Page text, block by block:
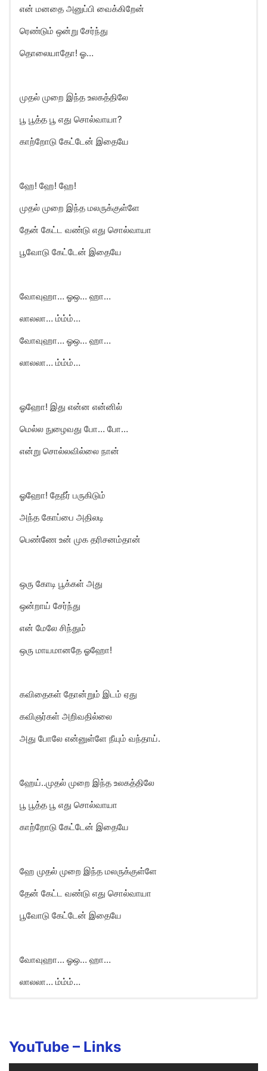
என் மனதை அனுப்பி வைக்கிறேன்
ரெண்டும் ஒன்று சேர்ந்து
தொலையாதோ! ஓ…
முதல் முறை இந்த உலகத்திலே
பூ பூத்த பூ எது சொல்வாயா?
காற்றோடு கேட்டேன் இதையே
ஹே! ஹே! ஹே!
முதல் முறை இந்த மலருக்குள்ளே
தேன் கேட்ட வண்டு எது சொல்வாயா
பூவோடு கேட்டேன் இதையே
வோவுஹா… ஓஒ… ஹா…
லாலலா… ம்ம்ம்…
வோவுஹா… ஓஒ… ஹா…
லாலலா… ம்ம்ம்…
ஓஹோ! இது என்ன என்னில்
மெல்ல நுழைவது போ… போ…
என்று சொல்லவில்லை நான்
ஓஹோ! தேநீர் பருகிடும்
அந்த கோப்பை அதிலடி
பெண்ணே உன் முக தரிசனம்தான்
ஒரு கோடி பூக்கள் அது
ஒன்றாய் சேர்ந்து
என் மேலே சிந்தும்
ஒரு மாயமானதே ஓஹோ!
கவிதைகள் தோன்றும் இடம் ஏது
கவிஞர்கள் அறிவதில்லை
அது போலே என்னுள்ளே நீயும் வந்தாய்.
ஹேய்..முதல் முறை இந்த உலகத்திலே
பூ பூத்த பூ எது சொல்வாயா
காற்றோடு கேட்டேன் இதையே
ஹே முதல் முறை இந்த மலருக்குள்ளே
தேன் கேட்ட வண்டு எது சொல்வாயா
பூவோடு கேட்டேன் இதையே
வோவுஹா… ஓஒ… ஹா…
லாலலா… ம்ம்ம்…
Hey..
Mudhal murai indha ulagathilae
YouTube – Links